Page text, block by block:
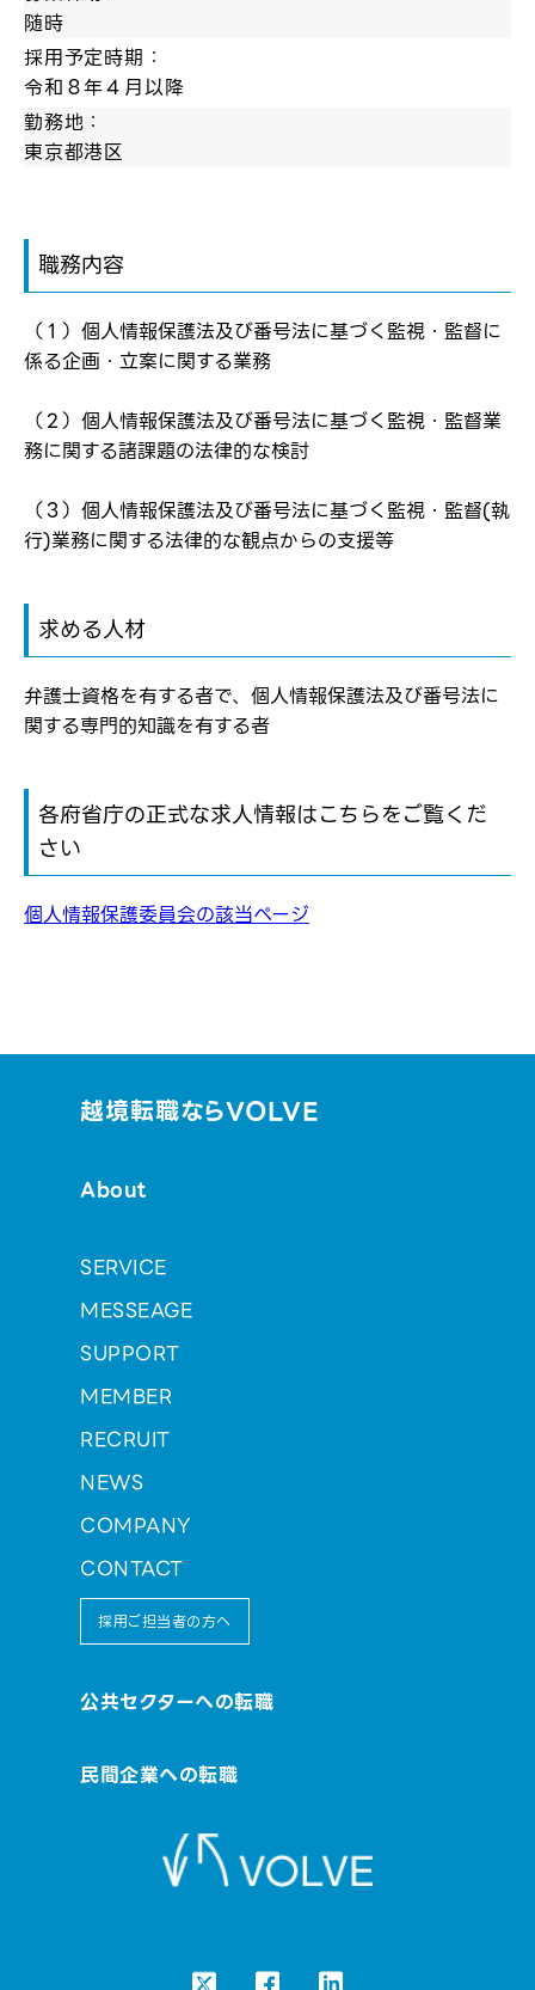
弊社ホームページの求人票をみて
応募完了通知をする
弊社ホームページの求人票をみて
応募し、転職を決めた方
ログイン
お気に入り登録にはログインが必要です
新規会員登録
随時
採用予定時期：
令和８年４月以降
勤務地：
東京都港区
職務内容
（１）個人情報保護法及び番号法に基づく監視・監督に
係る企画・立案に関する業務
（２）個人情報保護法及び番号法に基づく監視・監督業
務に関する諸課題の法律的な検討
（３）個人情報保護法及び番号法に基づく監視・監督(執
行)業務に関する法律的な観点からの支援等
求める人材
弁護士資格を有する者で、個人情報保護法及び番号法に
関する専門的知識を有する者
各府省庁の正式な求人情報はこちらをご覧くだ
さい
個人情報保護委員会の該当ページ
越境転職ならVOLVE
About
SERVICE
MESSEAGE
SUPPORT
MEMBER
RECRUIT
NEWS
COMPANY
CONTACT
採用ご担当者の方へ
公共セクターへの転職
民間企業への転職